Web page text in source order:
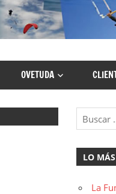
OVETUDA
LO
La